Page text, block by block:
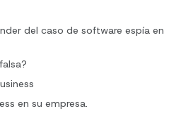
del caso de software espía en
en su empresa.